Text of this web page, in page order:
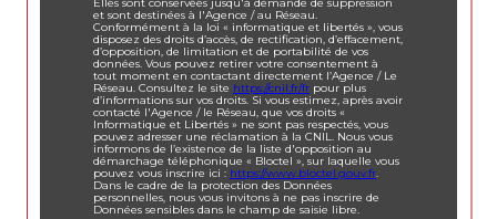
Elles sont conservées jusqu'à demande de suppression
et sont destinées à l'Agence / au Réseau.
Conformément à la loi « informatique et libertés », vous
disposez des droits d’accès, de rectification, d’effacement,
d’opposition, de limitation et de portabilité de vos
données. Vous pouvez retirer votre consentement à
tout moment en contactant directement l’Agence / Le
Réseau. Consultez le site https://cnil.fr/fr pour plus
d’informations sur vos droits. Si vous estimez, après avoir
contacté l'Agence / le Réseau, que vos droits «
Informatique et Libertés » ne sont pas respectés, vous
pouvez adresser une réclamation à la CNIL. Nous vous
informons de l’existence de la liste d'opposition au
démarchage téléphonique « Bloctel », sur laquelle vous
pouvez vous inscrire ici : https://www.bloctel.gouv.fr.
Dans le cadre de la protection des Données
personnelles, nous vous invitons à ne pas inscrire de
Données sensibles dans le champ de saisie libre.